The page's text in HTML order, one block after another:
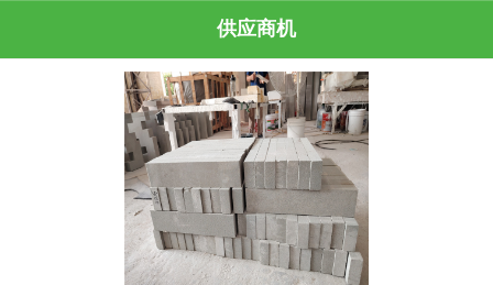
供应商机